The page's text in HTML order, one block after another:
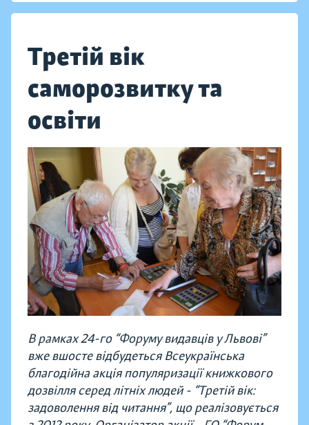
Третій вік
саморозвитку та
освіти
В рамках 24-го “Форуму видавців у Львові”
вже вшосте відбудеться Всеукраїнська
благодійна акція популяризації книжкового
дозвілля серед літніх людей - “Третій вік:
задоволення від читання”, що реалізовується